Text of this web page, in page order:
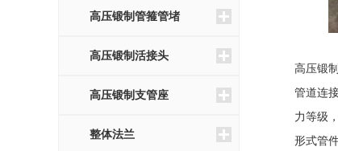
高压锻制管箍管堵
高压锻制活接头
高压锻制支管座
整体法兰
高压锻
管道连
力等级
形式管